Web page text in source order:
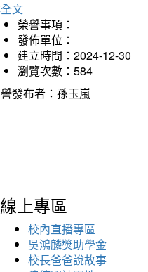
文
榮譽事項：
發佈單位：
建立時間：2024-12-30
瀏覽次數：584
發布者：孫玉嵐
線上專區
校內直播專區
吳鴻麟獎助學金
校長爸爸說故事